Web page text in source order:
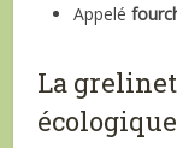
Appelé
La